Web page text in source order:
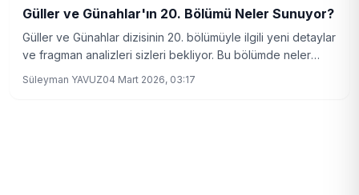
Güller ve Günahlar'ın 20. Bölümü Neler Sunuyor?
Güller ve Günahlar dizisinin 20. bölümüyle ilgili yeni detaylar
ve fragman analizleri sizleri bekliyor. Bu bölümde neler
Süleyman YAVUZ04 Mart 2026, 03:17